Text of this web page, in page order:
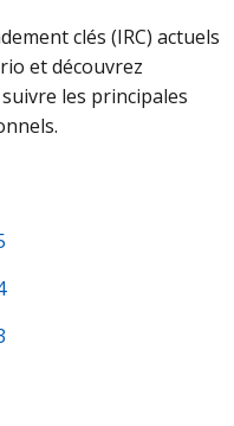
clés (IRC) actuels
et découvrez
les principales